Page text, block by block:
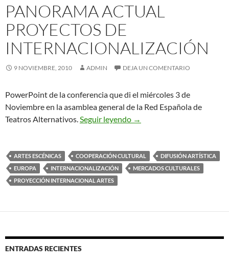
PANORAMA ACTUAL
PROYECTOS DE
INTERNACIONALIZACIÓN
9 NOVIEMBRE, 2010 ADMIN DEJA UN COMENTARIO
PowerPoint de la conferencia que di el miércoles 3 de
Noviembre en la asamblea general de la Red Española de
Teatros Alternativos.Seguir leyendo Panorama Actual
→
ARTES ESCÉNICAS COOPERACIÓN CULTURAL
DIFUSIÓN ARTÍSTICA
EUROPA
INTERNACIONALIZACIÓN
MERCADOS CULTURALES
PROYECCIÓN INTERNACIONAL ARTES
ENTRADAS RECIENTES